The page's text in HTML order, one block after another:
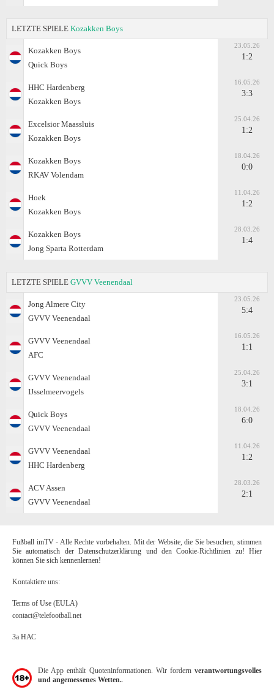
LETZTE SPIELE Kozakken Boys
Kozakken Boys
Quick Boys
23.05.26
1:2
HHC Hardenberg
Kozakken Boys
16.05.26
3:3
Excelsior Maassluis
Kozakken Boys
25.04.26
1:2
Kozakken Boys
RKAV Volendam
18.04.26
0:0
Hoek
Kozakken Boys
11.04.26
1:2
Kozakken Boys
Jong Sparta Rotterdam
28.03.26
1:4
LETZTE SPIELE GVVV Veenendaal
Jong Almere City
GVVV Veenendaal
23.05.26
5:4
GVVV Veenendaal
AFC
16.05.26
1:1
GVVV Veenendaal
IJsselmeervogels
25.04.26
3:1
Quick Boys
GVVV Veenendaal
18.04.26
6:0
GVVV Veenendaal
HHC Hardenberg
11.04.26
1:2
ACV Assen
GVVV Veenendaal
28.03.26
2:1
Fußball imTV - Alle Rechte vorbehalten. Mit der Website, die Sie besuchen, stimmen
Sie automatisch der Datenschutzerklärung und den Cookie-Richtlinien zu! Hier
können Sie sich kennenlernen!
Kontaktiere uns:
Terms of Use (EULA)
contact@telefootball.net
За НАС
Die App enthält Quoteninformationen. Wir fordern verantwortungsvolles
und angemessenes Wetten.